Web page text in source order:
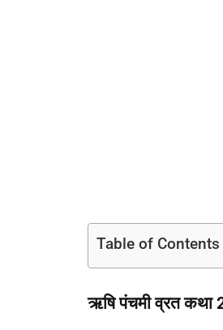
Table of Contents
ऋषि पंचमी व्रत कथा